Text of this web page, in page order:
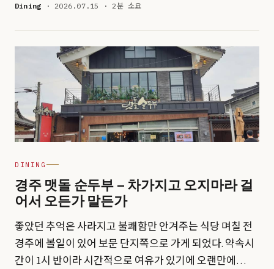
Dining · 2026.07.15 · 2분 소요
DINING
경주 맷돌 순두부 – 차가지고 오지마라 걸
어서 오든가 말든가
좋았던 추억은 사라지고 불쾌함만 안겨주는 식당 며칠 전
경주에 볼일이 있어 보문 단지쪽으로 가게 되었다. 약속시
간이 1시 반이라 시간적으로 여유가 있기에 오랜만에…